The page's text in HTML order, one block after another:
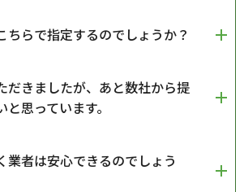
ちらで指定するのでしょうか？
だきましたが、あと数社から提
思っています。
業者は安心できるのでしょう